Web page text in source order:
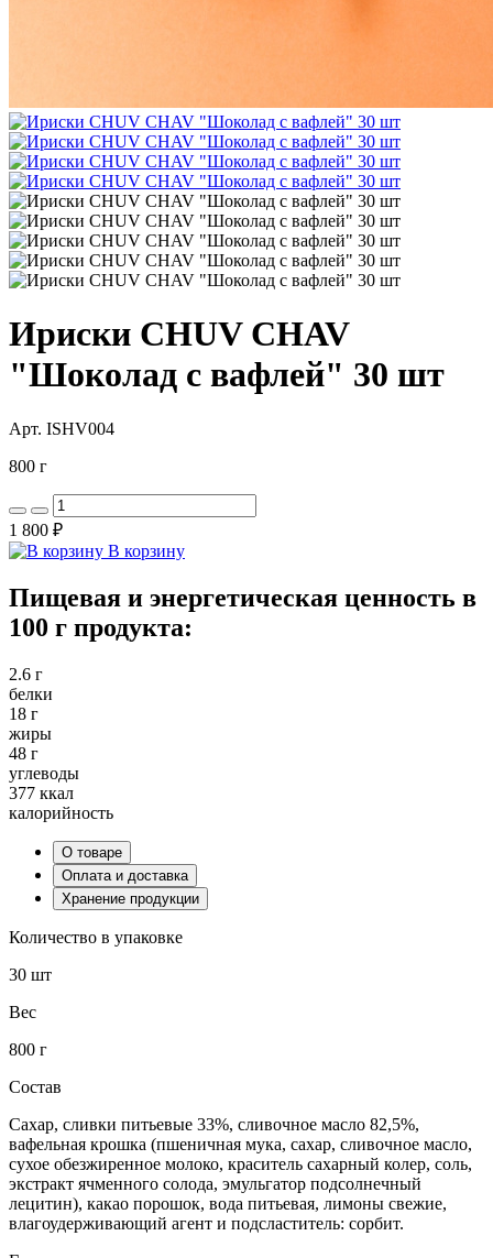
Ириски CHUV CHAV
"Шоколад с вафлей" 30 шт
Арт. ISHV004
800 г
1 800 ₽
В корзину
Пищевая и энергетическая ценность в
100 г продукта:
2.6 г
белки
18 г
жиры
48 г
углеводы
377 ккал
калорийность
О товаре
Оплата и доставка
Хранение продукции
Количество в упаковке
30 шт
Вес
800 г
Состав
Сахар, сливки питьевые 33%, сливочное масло 82,5%,
вафельная крошка (пшеничная мука, сахар, сливочное масло,
сухое обезжиренное молоко, краситель сахарный колер, соль,
экстракт ячменного солода, эмульгатор подсолнечный
лецитин), какао порошок, вода питьевая, лимоны свежие,
влагоудерживающий агент и подсластитель: сорбит.